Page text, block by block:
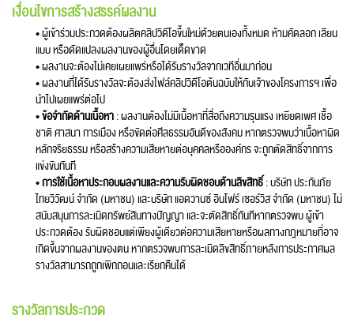
เงื่อนไขการสร้างสรรค์ผลงาน
• ผู้เข้าร่วมประกวดต้องผลิตคลิปวิดีโอขึ้นใหม่ด้วยตนเองทั้งหมด ห้ามคัดลอก เลียน
แบบ หรือดัดแปลงผลงานของผู้อื่นโดยเด็ดขาด
• ผลงานจะต้องไม่เคยเผยแพร่หรือได้รับรางวัลจากเวทีอื่นมาก่อน
• ผลงานที่ได้รับรางวัลจะต้องส่งไฟล์คลิปวิดีโอต้นฉบับให้กับเจ้าของโครงการฯ เพื่อ
นำไปเผยแพร่ต่อไป
•ข้อจำกัดด้านเนื้อหา: ผลงานต้องไม่มีเนื้อหาที่สื่อถึงความรุนแรง เหยียดเพศ เชื้อ
ชาติ ศาสนา การเมือง หรือขัดต่อศีลธรรมอันดีของสังคม หากตรวจพบว่าเนื้อหาผิด
หลักจริยธรรม หรือสร้างความเสียหายต่อบุคคลหรือองค์กร จะถูกตัดสิทธิ์จากการ
แข่งขันทันที
•การใช้เนื้อหาประกอบผลงานและความรับผิดชอบด้านลิขสิทธิ์: บริษัท ประกันภัย
ไทยวิวัฒน์ จำกัด (มหาชน) และบริษัท แอดวานซ์ อินโฟร์ เซอร์วิส จำกัด (มหาชน) ไม่
สนับสนุนการละเมิดทรัพย์สินทางปัญญา และจะตัดสิทธิ์ทันทีหากตรวจพบ ผู้เข้า
ประกวดต้อง รับผิดชอบแต่เพียงผู้เดียวต่อความเสียหายหรือผลทางกฎหมายที่อาจ
เกิดขึ้นจากผลงานของตน หากตรวจพบการละเมิดลิขสิทธิ์ภายหลังการประกาศผล
รางวัลสามารถถูกเพิกถอนและเรียกคืนได้
รางวัลการประกวด